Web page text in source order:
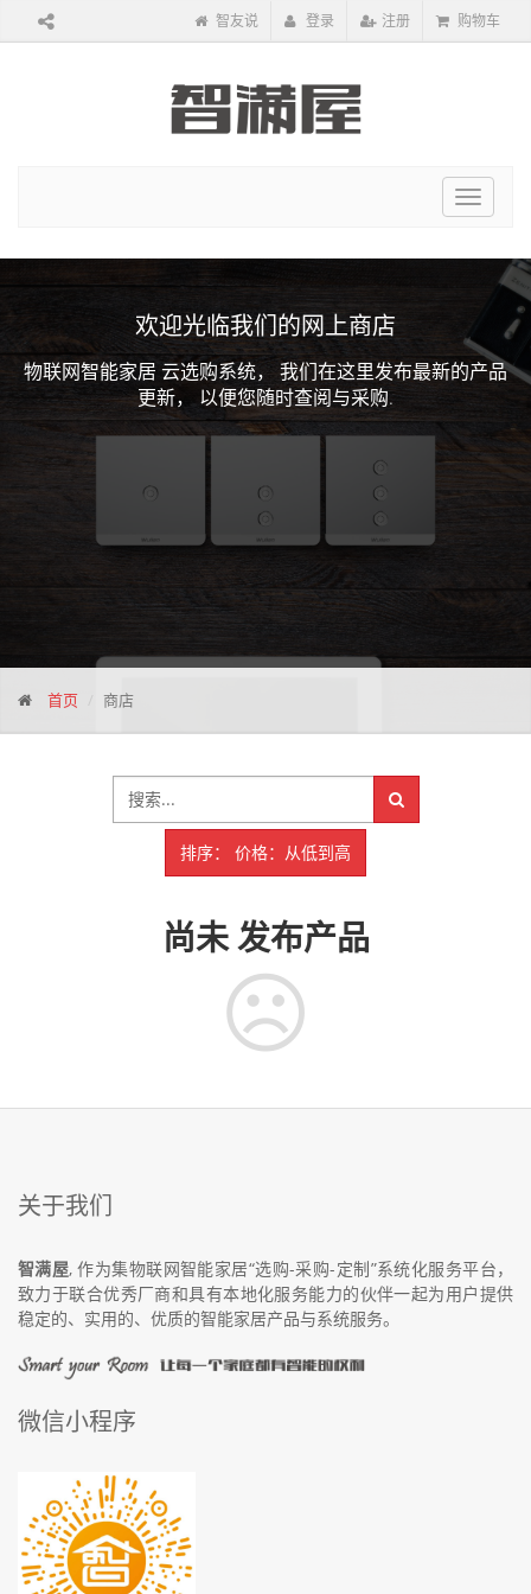
智友说 登录 注册 购物车
Toggle
欢迎光临我们的网上商店
物联网智能家居 云选购系统， 我们在这里发布最新的产品
更新， 以便您随时查阅与采购.
首页 商店
排序： 价格：从低到高
尚未发布产品
☹
关于我们
智满屋, 作为集物联网智能家居“选购-采购-定制”系统化服务平台，
致力于联合优秀厂商和具有本地化服务能力的伙伴一起为用户提供
稳定的、实用的、优质的智能家居产品与系统服务。
微信小程序